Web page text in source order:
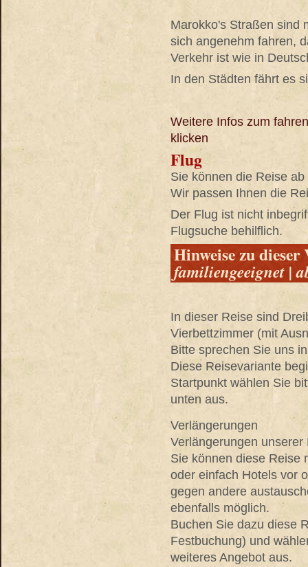
Marokko's Straßen sind
sich angenehm fahren,
Verkehr ist wie in
In den Städten fährt es
Weitere Infos zum
klicken
Flug
Sie können die Reise
Wir passen Ihnen die
Der Flug ist nicht
Flugsuche behilflich.
Hinweise zu
familiengeeignet |
In dieser Reise sind
Vierbettzimmer (mit
Bitte sprechen Sie uns
Diese Reisevariante
Startpunkt wählen Sie
unten aus.
Verlängerungen
Verlängerungen
Sie können diese Reise
oder einfach Hotels vor
gegen andere
ebenfalls möglich.
Buchen Sie dazu diese
Festbuchung) und
weiteres Angebot aus.